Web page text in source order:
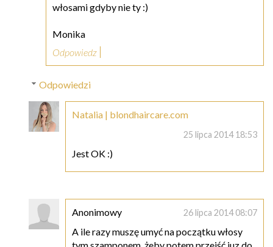
włosami gdyby nie ty :)
Monika
Odpowiedz
Odpowiedzi
Natalia | blondhaircare.com
25 lipca 2014 18:53
Jest OK :)
Anonimowy 26 lipca 2014 08:07
A ile razy muszę umyć na początku włosy